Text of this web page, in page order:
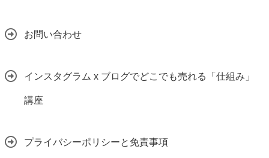
お問い合わせ
インスタグラム x ブログでどこでも売れる「仕組み」
講座
プライバシーポリシーと免責事項